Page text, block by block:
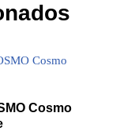
Cosmo